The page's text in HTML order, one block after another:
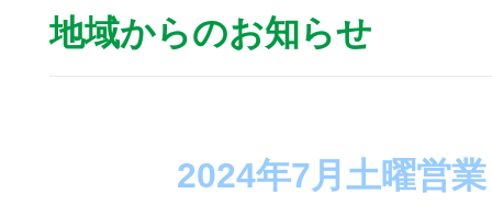
地域からのお知らせ
2024年7月土曜営